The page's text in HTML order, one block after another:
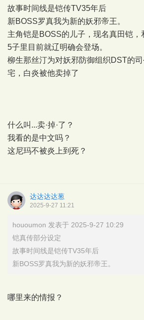
故事时间线是铠传TV35年后
新BOSS罗真我为新的妖邪帝王。
主角铠是BOSS的儿子，现名真田铠
5子里目前就辽明确会登场。
柳生那丝汀为对妖邪防御组织DST的
宅，白炎被他卖掉了
什么叫...卖·掉·了？
我看的是中文吗？
这尼玛不被炎上到死？
达达达达葱
2025-9-27 11:21
hououmon 发表于 2025-9-27 10:29
铠真传部分设定
故事时间线是铠传TV35年后
新BOSS罗真我为新的妖邪帝王。
哪里来的情报？